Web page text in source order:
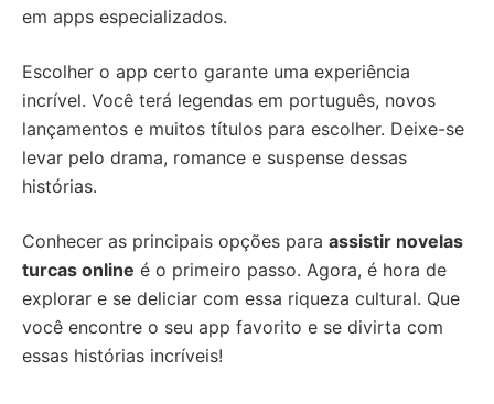
em apps especializados.
Escolher o app certo garante uma experiência
incrível. Você terá legendas em português, novos
lançamentos e muitos títulos para escolher. Deixe-se
levar pelo drama, romance e suspense dessas
histórias.
Conhecer as principais opções para assistir novelas
turcas online é o primeiro passo. Agora, é hora de
explorar e se deliciar com essa riqueza cultural. Que
você encontre o seu app favorito e se divirta com
essas histórias incríveis!